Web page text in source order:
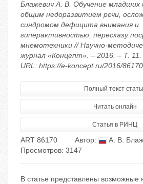
Блажевич А. В. Обучение младших
общим недоразвитием речи,
синдромом дефицита внимания и
гиперактивностью, пересказу
мнемотехники // Научно-
журнал «Концепт». – 2016. – Т.
URL: https://e-koncept.ru/2016/
Полный текст
Читать онлайн
Статья в РИНЦ
ART 86170 Автор:
А. В.
Просмотров: 3147
В статье представлены возможные